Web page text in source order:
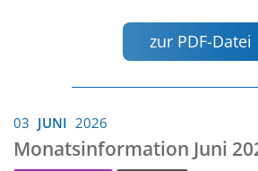
zur PDF-Datei
03 JUNI 2026
Monatsinformation Juni